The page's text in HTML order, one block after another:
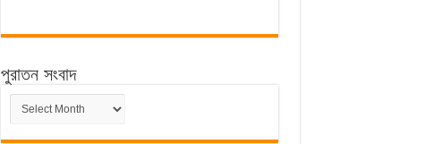
পুরাতন সংবাদ
পুরাতন
সংবাদ